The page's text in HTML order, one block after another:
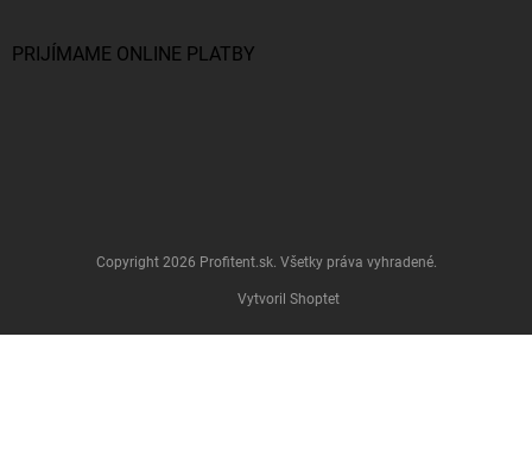
PRIJÍMAME ONLINE PLATBY
Vytvoril Shoptet
Copyright 2026 Profitent.sk. Všetky práva vyhradené.